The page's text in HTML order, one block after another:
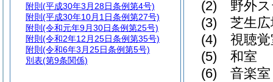
(2)
野外
(3)
芝生
(4)
視聴
(5)
和室
(6)
音楽室
附則 (平成30年3月28日条例第4号)
附則 (平成30年10月1日条例第27号)
附則 (令和元年9月30日条例第25号)
附則 (令和2年12月25日条例第35号)
附則 (令和6年3月25日条例第5号)
別表(第9条関係)